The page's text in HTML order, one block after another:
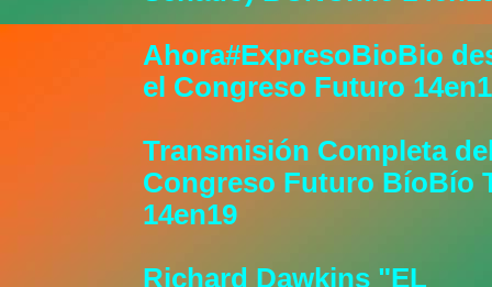
Ahora#ExpresoBioBio
el Congreso Futuro
Transmisión Completa
Congreso Futuro BíoBío
14en19
Richard Dawkins "EL